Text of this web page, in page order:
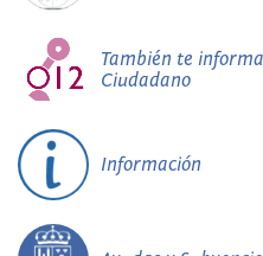
También te
Ciudadano
Información